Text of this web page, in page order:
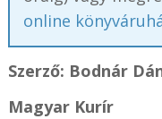
online
Szerző: Bodnár
Magyar Kurír